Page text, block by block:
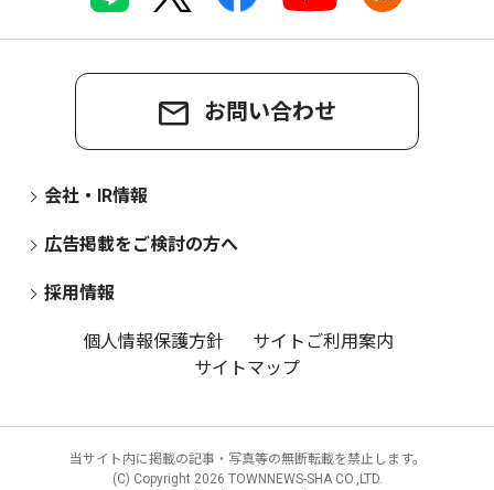
お問い合わせ
会社・IR情報
広告掲載をご検討の方へ
採用情報
個人情報保護方針
サイトご利用案内
サイトマップ
当サイト内に掲載の記事・写真等の無断転載を禁止します。
(C) Copyright 2026 TOWNNEWS-SHA CO.,LTD.